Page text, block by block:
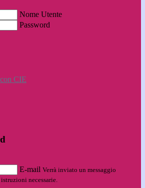
Nome Utente
Password
CIE
E-mail Verrà inviato un messaggio
necessarie.